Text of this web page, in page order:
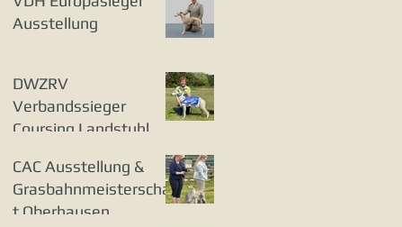
Ausstellung
DWZRV
Verbandssieger
Coursing Landstuhl
CAC Ausstellung &
Grasbahnmeisterschaf
t Oberhausen